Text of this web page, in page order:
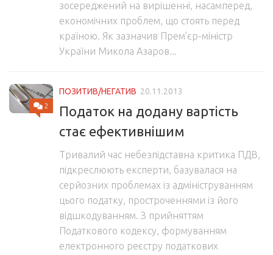
зосереджений на вирішенні, насамперед,
економічних проблем, що стоять перед
країною. Як зазначив Прем’єр-міністр
України Микола Азаров...
2
ПОЗИТИВ/НЕГАТИВ 20.11.2013
Податок на додану вартість
стає ефективнішим
Тривалий час небезпідставна критика ПДВ,
підкреслюють експерти, базувалася на
серйозних проблемах із адмініструванням
цього податку, простроченнями із його
відшкодуванням. З прийняттям
Податкового кодексу, формуванням
електронного реєстру податкових